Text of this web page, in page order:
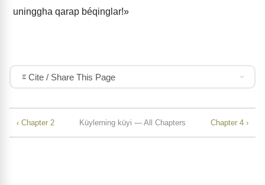
uninggha qarap béqinglar!»
Cite / Share This Page
‹ Chapter 2 Küylerning küyi — All Chapters Chapter 4 ›